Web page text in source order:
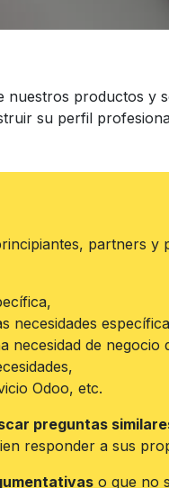
nuestros productos y
su perfil
partners y
necesidad de negocio
Odoo, etc.
preguntas
responder a sus
o que no